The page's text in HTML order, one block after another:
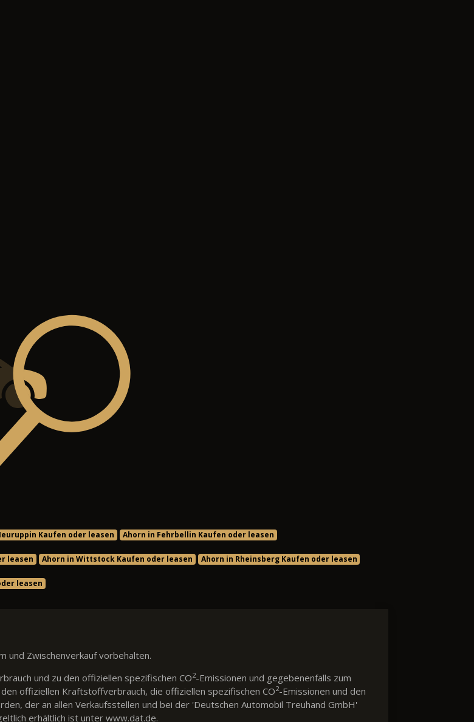
Kaufen oder leasen Ahorn in Fehrbellin Kaufen oder leasen
leasen Ahorn in Wittstock Kaufen oder leasen Ahorn in Rheinsberg Kaufen oder leasen
leasen
und Zwischenverkauf vorbehalten.
und zu den offiziellen spezifischen CO2-Emissionen und gegebenenfalls zum
offiziellen Kraftstoffverbrauch, die offiziellen spezifischen CO2-Emissionen und den
der an allen Verkaufsstellen und bei der 'Deutschen Automobil Treuhand GmbH'
erhältlich ist unter www.dat.de.